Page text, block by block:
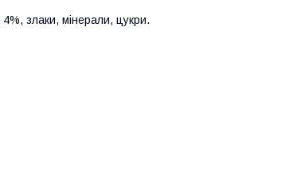
злаки, мінерали, цукри.